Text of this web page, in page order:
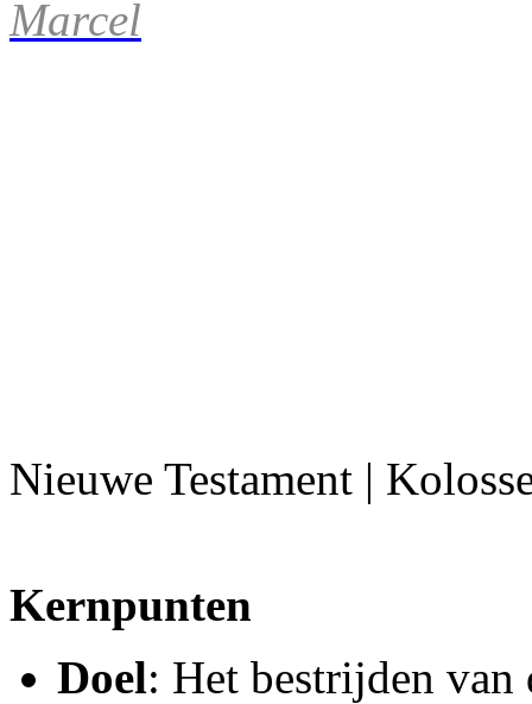
Marcel
Nieuwe Testament |
Kernpunten
Doel: Het bestrijden van